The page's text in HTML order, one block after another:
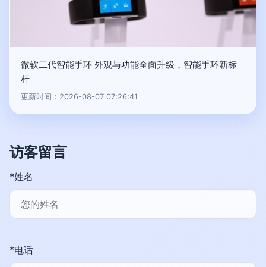
微软二代智能手环 外观与功能全面升级，智能手环新标
杆
更新时间：2026-08-07 07:26:41
访客留言
*姓名
*电话